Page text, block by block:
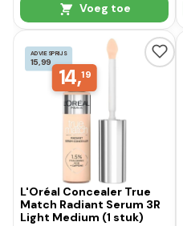
Voeg toe
ADVIESPRIJS
15,99
14,19
L'Oréal Concealer True
Match Radiant Serum 3R
Light Medium (1 stuk)